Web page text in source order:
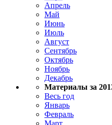
Апрель
Май
Июнь
Июль
Август
Сентябрь
Октябрь
Ноябрь
Декабрь
Материалы за
Весь год
Январь
Февраль
Март